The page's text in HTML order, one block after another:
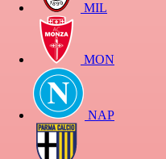
MIL
MON
NAP